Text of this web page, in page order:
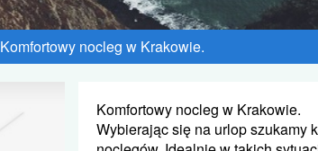
Komfortowy nocleg w Krakowie.
Komfortowy nocleg w Krakowie.
Wybierając się na urlop szukamy